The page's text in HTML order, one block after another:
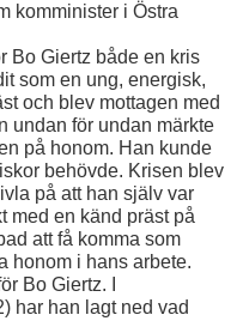
komminister i Östra
Bo Giertz både en kris
som en ung, energisk,
och blev mottagen med
undan för undan märkte
på honom. Han kunde
behövde. Krisen blev
på att han själv var
med en känd präst på
att få komma som
honom i hans arbete.
Bo Giertz. I
har han lagt ned vad